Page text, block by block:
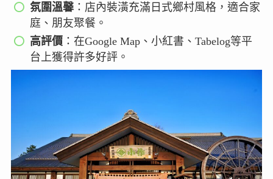
氛圍溫馨：店內裝潢充滿日式鄉村風格，適合家
庭、朋友聚餐。
高評價 ：在Google Map、小紅書、Tabelog等平
台上獲得許多好評。